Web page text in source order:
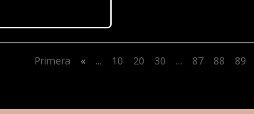
Primera « ... 10 20 30 ... 87 88 89